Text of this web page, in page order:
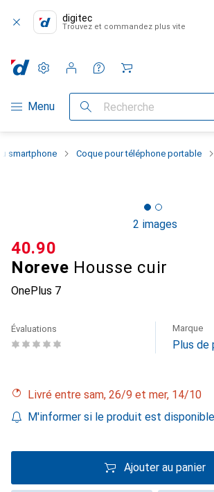
digitec
Trouvez et commandez plus vite
Navigation par catégorie
Menu Recherche
Paramètres
Compte client
Listes de comparaison
Listes d'envies
Panier
smartphone Coque pour téléphone portable
2 images
Noreve Housse cuir
OnePlus 7
CHF
40.90
Évaluations Marque
Plus de
Livré entre sam, 26/9 et mer, 14/10
M'informer si le produit est
Ajouter au panier